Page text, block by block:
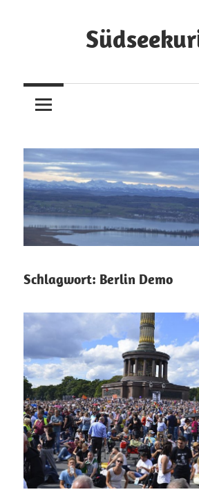
Zeitung
und
Schlagwort: Berlin Demo